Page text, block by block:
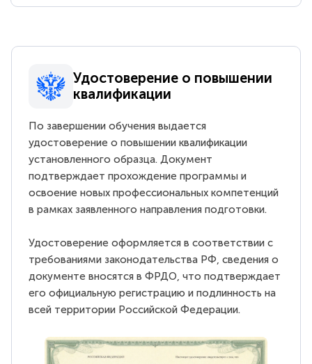
Удостоверение о повышении
квалификации
По завершении обучения выдается
удостоверение о повышении квалификации
установленного образца. Документ
подтверждает прохождение программы и
освоение новых профессиональных компетенций
в рамках заявленного направления подготовки.
Удостоверение оформляется в соответствии с
требованиями законодательства РФ, сведения о
документе вносятся в ФРДО, что подтверждает
его официальную регистрацию и подлинность на
всей территории Российской Федерации.